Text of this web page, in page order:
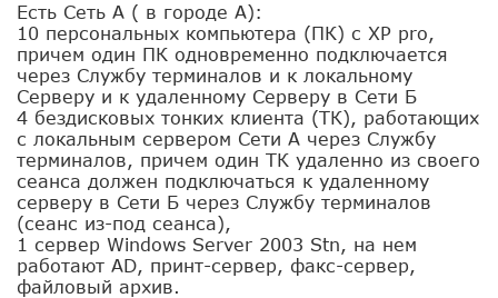
Есть Сеть А ( в городе А):
10 персональных компьютера (ПК) с XP pro,
причем один ПК одновременно подключается
через Службу терминалов и к локальному
Серверу и к удаленному Серверу в Сети Б
4 бездисковых тонких клиента (ТК), работающих
с локальным сервером Сети А через Службу
терминалов, причем один ТК удаленно из своего
сеанса должен подключаться к удаленному
серверу в Сети Б через Службу терминалов
(сеанс из-под сеанса),
1 сервер Windows Server 2003 Stn, на нем
работают AD, принт-сервер, факс-сервер,
файловый архив.